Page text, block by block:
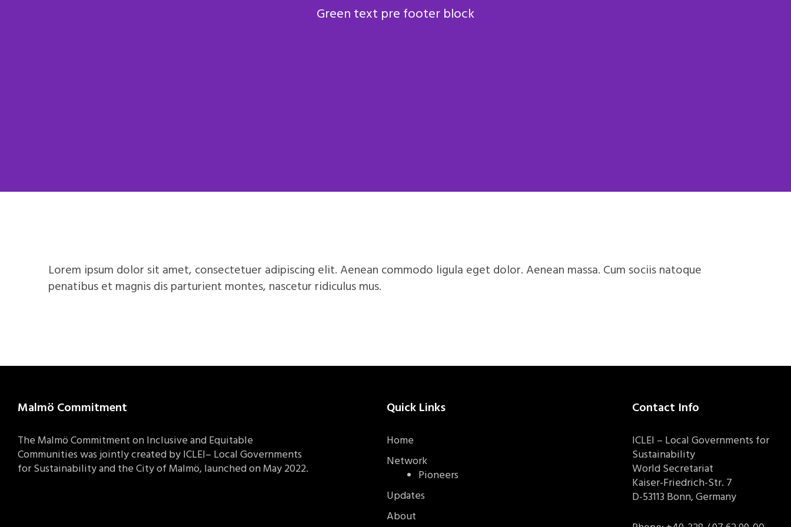
Green text pre footer block
Lorem ipsum dolor sit amet, consectetuer adipiscing elit. Aenean commodo ligula eget dolor. Aenean massa. Cum sociis natoque
penatibus et magnis dis parturient montes, nascetur ridiculus mus.
Malmö Commitment
The Malmö Commitment on Inclusive and Equitable
Communities was jointly created by ICLEI– Local Governments
for Sustainability and the City of Malmö, launched on May 2022.
Quick Links
Home
Network
Pioneers
Updates
About
Contact Info
ICLEI – Local Governments for
Sustainability
World Secretariat
Kaiser-Friedrich-Str. 7
D-53113 Bonn, Germany